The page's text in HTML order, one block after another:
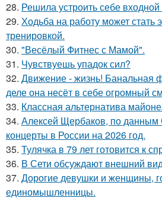
28. Решила устроить себе
29. Ходьба на работу может стать
тренировкой.
30. "Весёлый Фитнес с Мамой".
31. Чувствуешь упадок сил?
32. Движение - жизнь! Банальная
деле она несёт в себе огромный
33. Классная альтернатива
34. Алексей Щербаков, по
концерты в России на 2026 год.
35. Тулячка в 79 лет готовится к
36. В Сети обсуждают внешний
37. Дорогие девушки и женщины,
единомышленницы.